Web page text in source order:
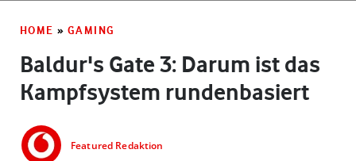
HOME » GAMING
Baldur's Gate 3: Darum ist das
Kampfsystem rundenbasiert
Featured Redaktion